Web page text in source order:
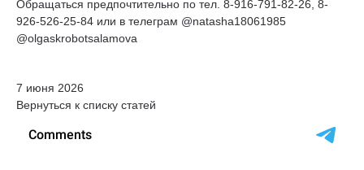
Обращаться предпочтительно по тел. 8-916-791-82-26, 8-
926-526-25-84 или в телеграм @natasha18061985
@olgaskrobotsalamova
7 июня 2026
Вернуться к списку статей